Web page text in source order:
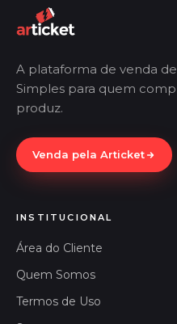
A plataforma de venda
Simples para quem
produz.
Venda pela Articket
INSTITUCIONAL
Área do Cliente
Quem Somos
Termos de Uso